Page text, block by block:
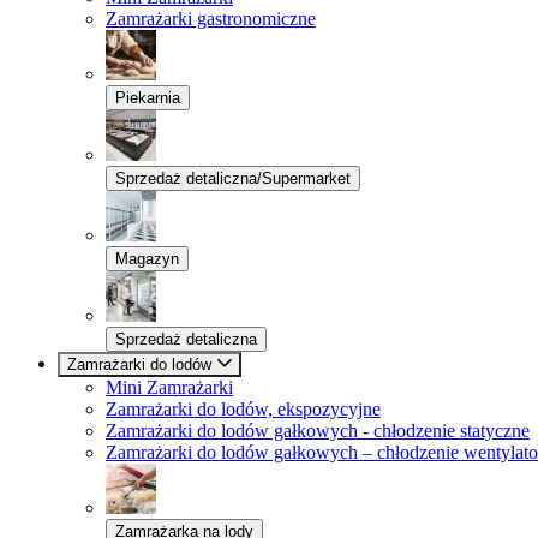
Zamrażarki gastronomiczne
Piekarnia
Sprzedaż detaliczna/Supermarket
Magazyn
Sprzedaż detaliczna
Zamrażarki do lodów
Mini Zamrażarki
Zamrażarki do lodów, ekspozycyjne
Zamrażarki do lodów gałkowych - chłodzenie statyczne
Zamrażarki do lodów gałkowych – chłodzenie
Zamrażarka na lody